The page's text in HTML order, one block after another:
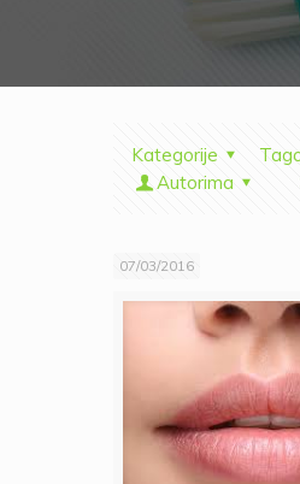
Kategorije
Autorima
07/03/2016